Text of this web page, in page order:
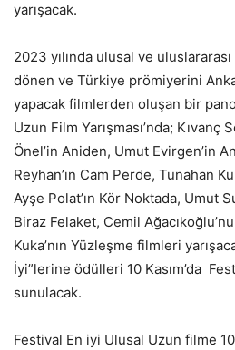
yarışacak.
2023 yılında ulusal ve
dönen ve Türkiye prömiyerini
yapacak filmlerden oluşan bir
Uzun Film Yarışması’nda; Kıvanç
Önel’in Aniden, Umut Evirgen’in
Reyhan’ın Cam Perde, Tunahan
Ayşe Polat’ın Kör Noktada, Umut
Biraz Felaket, Cemil
Kuka’nın Yüzleşme filmleri
İyi”lerine ödülleri 10 Kasım’da
sunulacak.
Festival En iyi Ulusal Uzun filme